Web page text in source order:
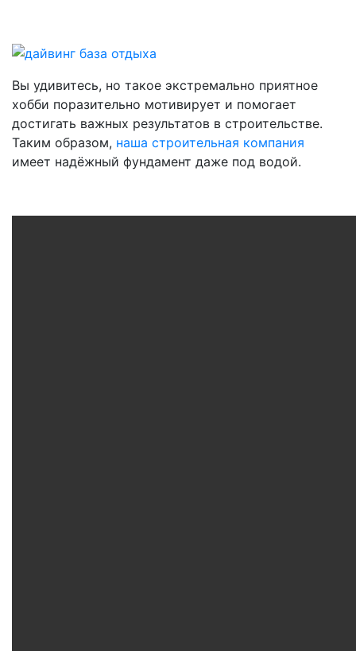
Вы удивитесь, но такое экстремально приятное
хобби поразительно мотивирует и помогает
достигать важных результатов в строительстве.
Таким образом, наша строительная компания
имеет надёжный фундамент даже под водой.